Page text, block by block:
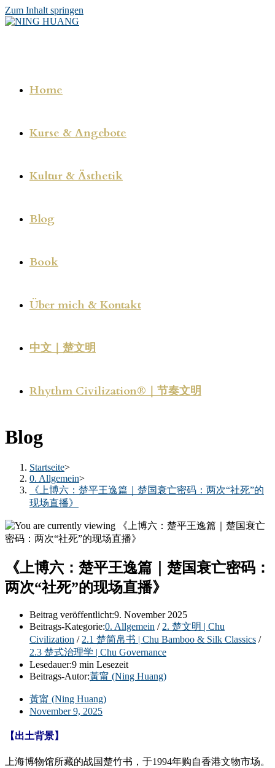
Zum Inhalt springen
Home
Kurse & Angebote
Kultur & Ästhetik
Blog
Book
Über mich & Kontakt
中文｜楚文明
Rhythm Civilization®｜节奏文明
Blog
Startseite>
0. Allgemein>
《上博六：楚平王逸篇｜楚国衰亡密码：两次“社死”的
现场直播》
《上博六：楚平王逸篇｜楚国衰亡密码：
两次“社死”的现场直播》
Beitrag veröffentlicht:9. November 2025
Beitrags-Kategorie:0. Allgemein / 2. 楚文明 | Chu
Civilization / 2.1 楚简帛书 | Chu Bamboo & Silk Classics /
2.3 楚式治理学 | Chu Governance
Lesedauer:9 min Lesezeit
Beitrags-Autor:黃甯 (Ning Huang)
黃甯 (Ning Huang)
November 9, 2025
【出土背景】
上海博物馆所藏的战国楚竹书，于1994年购自香港文物市场。